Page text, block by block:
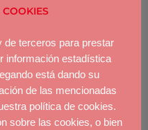
INSEMINACIÓN
DE UNA
terceros para prestar
información estadística
está dando su
de las mencionadas
política de cookies.
sobre las cookies, o bien